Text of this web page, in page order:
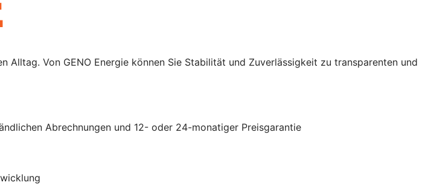
Von GENO Energie können Sie Stabilität und Zuverlässigkeit zu transparenten und
Abrechnungen und 12- oder 24-monatiger Preisgarantie